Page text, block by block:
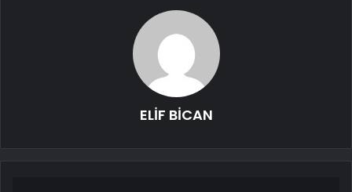
ELİF BİCAN